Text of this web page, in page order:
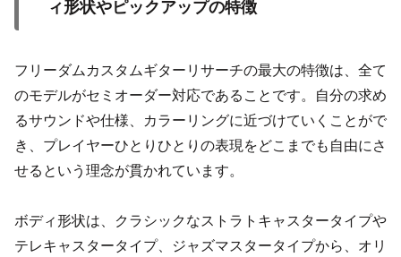
ィ形状やピックアップの特徴
フリーダムカスタムギターリサーチの最大の特徴は、全て
のモデルがセミオーダー対応であることです。自分の求め
るサウンドや仕様、カラーリングに近づけていくことがで
き、プレイヤーひとりひとりの表現をどこまでも自由にさ
せるという理念が貫かれています。
ボディ形状は、クラシックなストラトキャスタータイプや
テレキャスタータイプ、ジャズマスタータイプから、オリ